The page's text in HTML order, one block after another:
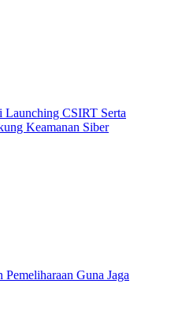
CSIRT Serta
Keamanan Siber
Guna Jaga